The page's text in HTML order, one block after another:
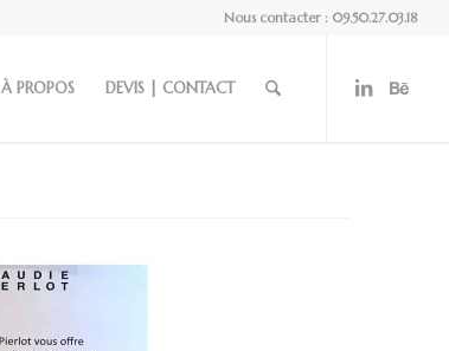
Nous contacter : 09.50.27.03.18
À PROPOS DEVIS | CONTACT